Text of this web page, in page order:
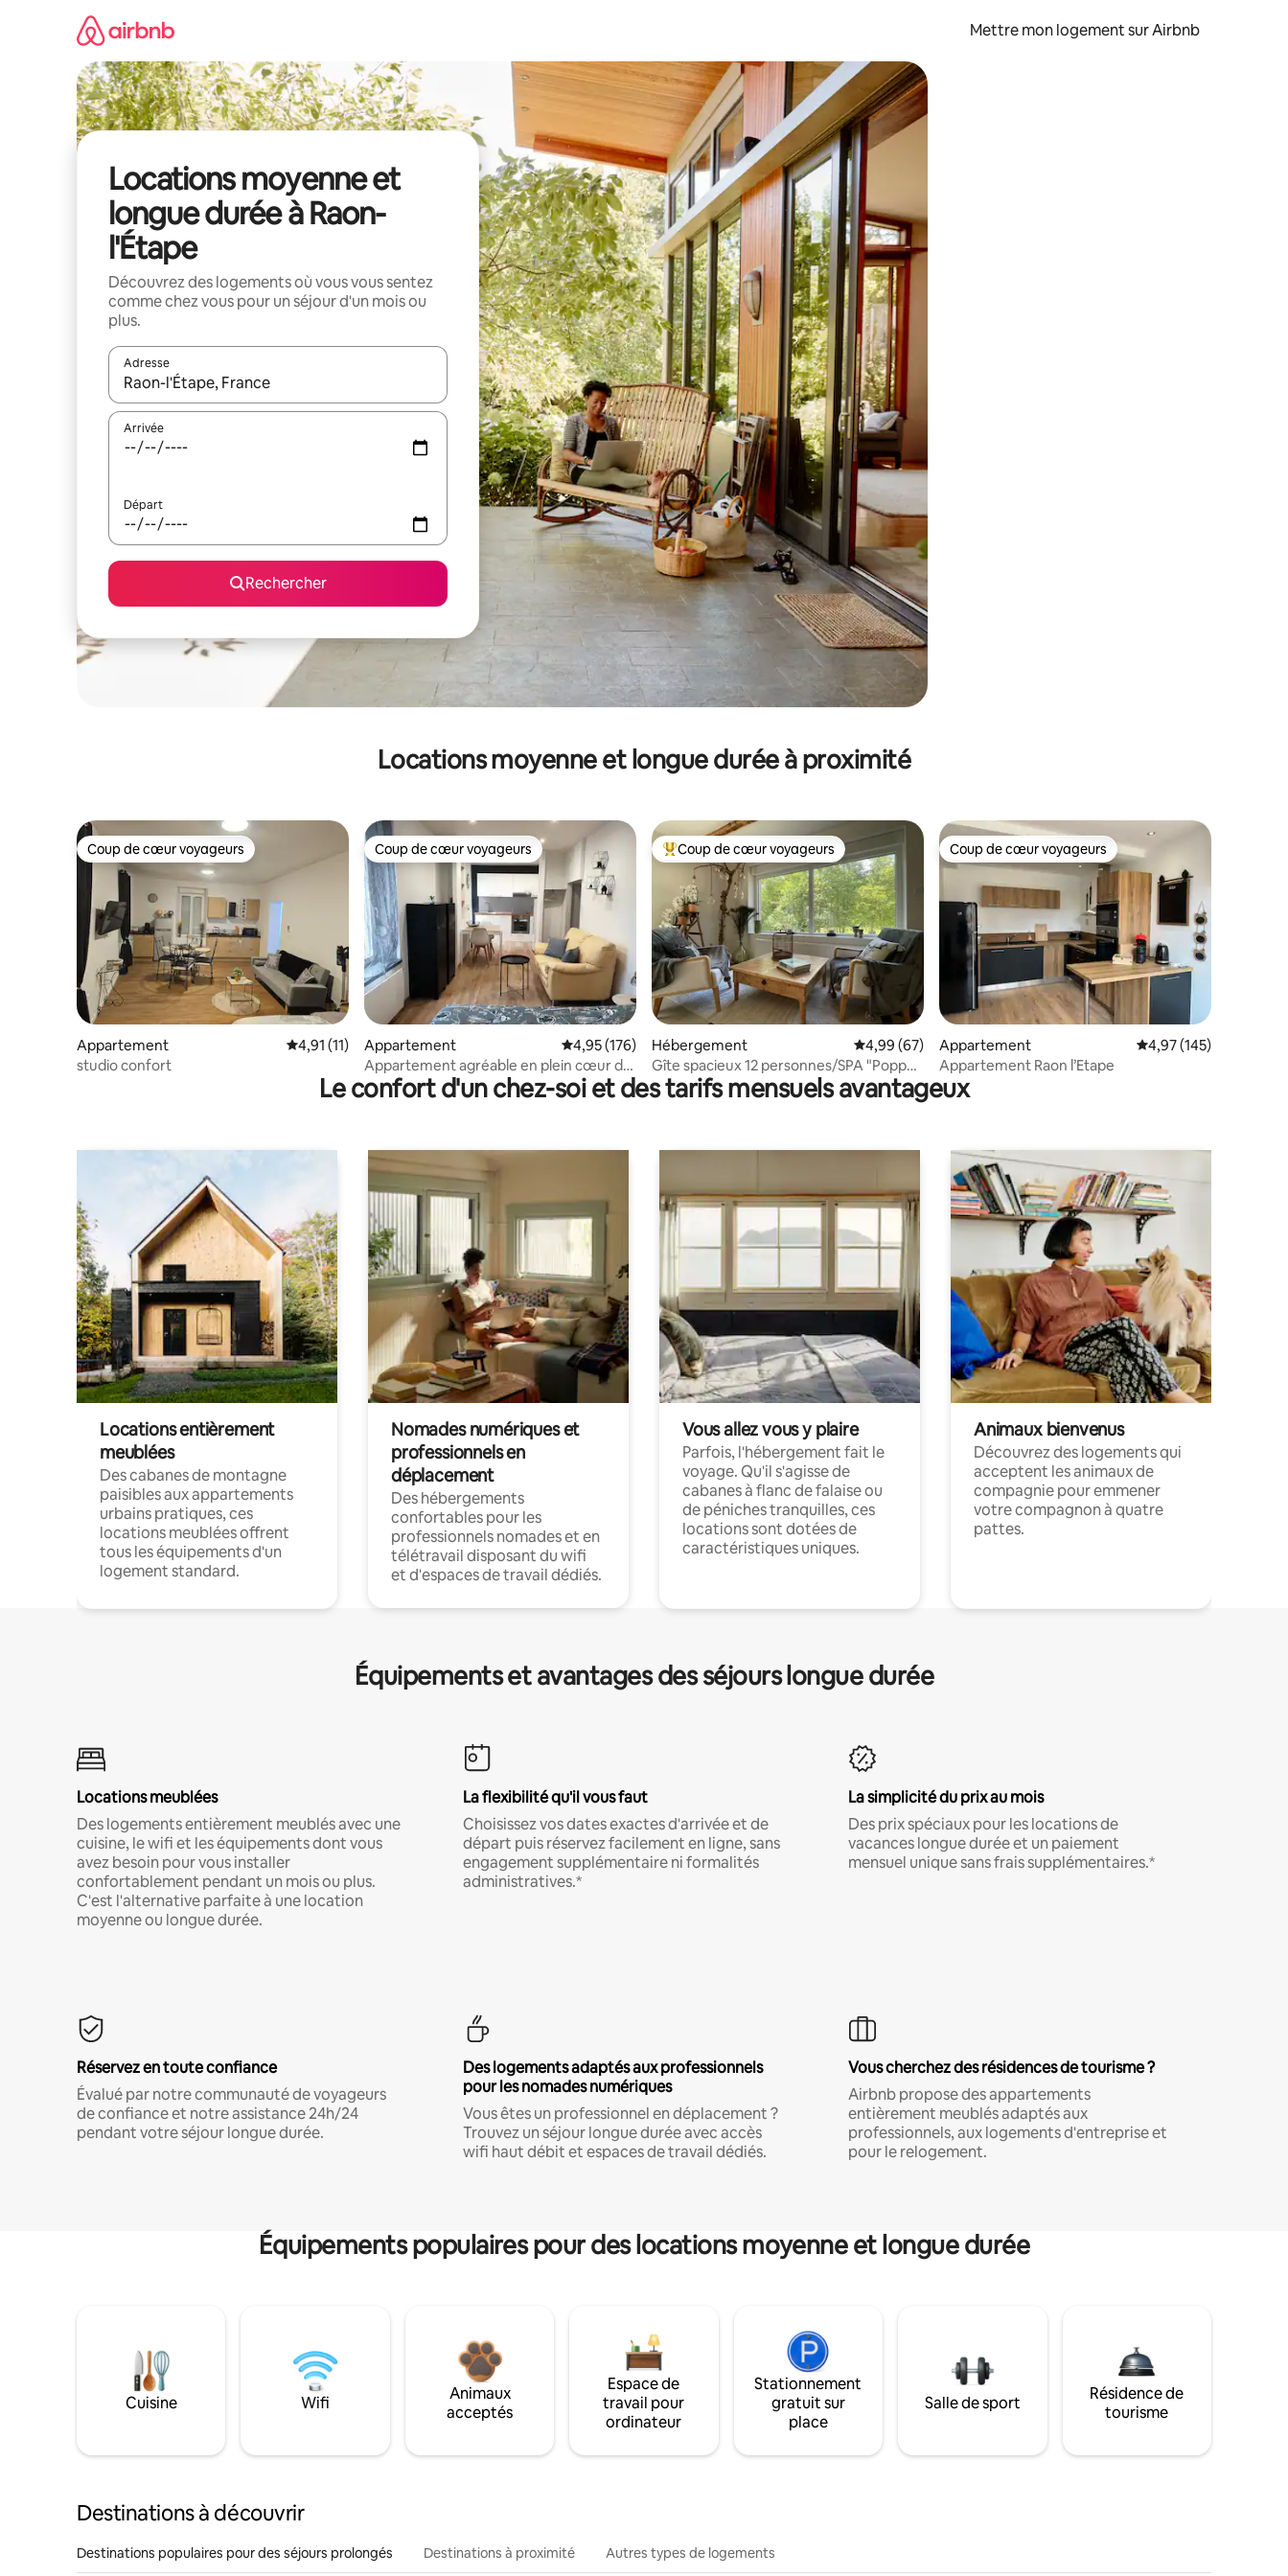
Mettre mon logement sur Airbnb
Locations moyenne et
longue durée à Raon-
l'Étape
Découvrez des logements où vous vous sentez
comme chez vous pour un séjour d'un mois ou
plus.
Adresse
Lorsque les résultats s'affichent, utilisez les flèches vers le haut et vers le bas pour les parcourir ou en appuyant et en faisant glisser.
Arrivée
Départ
Rechercher
Locations moyenne et longue durée à proximité
Coup de cœur voyageurs
Coup de cœur voyageurs
Appartement Évaluation moyenne sur la base de 11 commentaires : 4,91 sur 5
4,91 (11)
studio confort
Coup de cœur voyageurs
Coup de cœur voyageurs
Appartement Évaluation moyenne sur la base de 176 commentaires : 4,95 sur 5
4,95 (176)
Appartement agréable en plein cœur de
ville
Coups de cœur voyageurs les plus appréciés
Coup de cœur voyageurs
Hébergement Évaluation moyenne sur la base de 67 commentaires : 4,99 sur 5
4,99 (67)
Gîte spacieux 12 personnes/SPA "Poppy
Home"
Coup de cœur voyageurs
Coup de cœur voyageurs
Appartement Évaluation moyenne
4,97 (145)
Appartement Raon l’Etape
Le confort d'un chez-soi et des tarifs mensuels avantageux
Locations entièrement
meublées
Des cabanes de montagne
paisibles aux appartements
urbains pratiques, ces
locations meublées offrent
tous les équipements d'un
logement standard.
Nomades numériques et
professionnels en
déplacement
Des hébergements
confortables pour les
professionnels nomades et en
télétravail disposant du wifi
et d'espaces de travail dédiés.
Vous allez vous y plaire
Parfois, l'hébergement fait le
voyage. Qu'il s'agisse de
cabanes à flanc de falaise ou
de péniches tranquilles, ces
locations sont dotées de
caractéristiques uniques.
Animaux bienvenus
Découvrez des logements qui
acceptent les animaux de
compagnie pour emmener
votre compagnon à quatre
pattes.
Équipements et avantages des séjours longue durée
Locations meublées
Des logements entièrement meublés avec une
cuisine, le wifi et les équipements dont vous
avez besoin pour vous installer
confortablement pendant un mois ou plus.
C'est l'alternative parfaite à une location
moyenne ou longue durée.
La flexibilité qu'il vous faut
Choisissez vos dates exactes d'arrivée et de
départ puis réservez facilement en ligne, sans
engagement supplémentaire ni formalités
administratives.*
La simplicité du prix au mois
Des prix spéciaux pour les locations de
vacances longue durée et un paiement
mensuel unique sans frais supplémentaires.*
Réservez en toute confiance
Évalué par notre communauté de voyageurs
de confiance et notre assistance 24h/24
pendant votre séjour longue durée.
Des logements adaptés aux professionnels
pour les nomades numériques
Vous êtes un professionnel en déplacement ?
Trouvez un séjour longue durée avec accès
wifi haut débit et espaces de travail dédiés.
Vous cherchez des résidences de tourisme ?
Airbnb propose des appartements
entièrement meublés adaptés aux
professionnels, aux logements d'entreprise et
pour le relogement.
Équipements populaires pour des locations moyenne et longue durée
Cuisine Wifi
Animaux
acceptés
Espace de
travail pour
ordinateur
Stationnement
gratuit sur
place
Salle de sport
Résidence de
tourisme
Destinations à découvrir
Destinations populaires pour des séjours prolongés Destinations à proximité Autres types de logements